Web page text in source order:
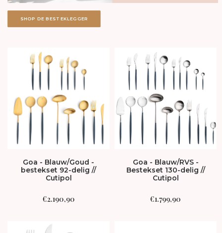
SHOP DE BESTEKLEGGER
Goa - Blauw/Goud -
bestekset 92-delig //
Cutipol
€2.190,90
Goa - Blauw/RVS -
Bestekset 130-delig //
Cutipol
€1.799,90